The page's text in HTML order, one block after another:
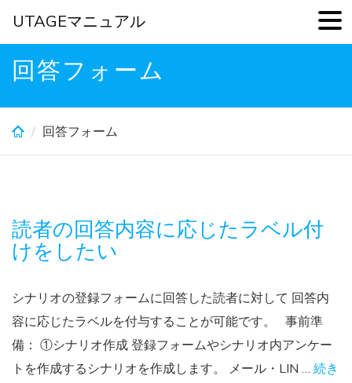
Skip
回答フォーム
回答フォーム
読者の回答内容に応じたラベル付
けをしたい
シナリオの登録フォームに回答した読者に対して 回答内
容に応じたラベルを付与することが可能です。 事前準
備： ①シナリオ作成 登録フォームやシナリオ内アンケー
トを作成するシナリオを作成します。 メール・LIN … 続き
UTAGEマニュアル